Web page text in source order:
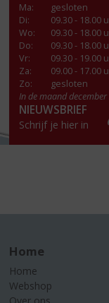
Ma:
gesloten
Di:
09.30 - 18.00
Wo:
09.30 - 18.00
Do:
09.30 - 18.00
Vr:
09.30 - 19.00
Za:
09.00 - 17.00
Zo:
gesloten
In de maand
NIEUWSBRIEF
Schrijf je hier in
Home
Home
Webshop